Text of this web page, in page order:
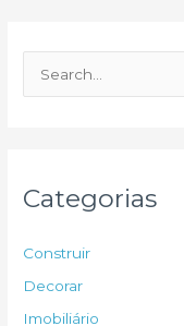
e
Categorias
Construir
Decorar
Imobiliário